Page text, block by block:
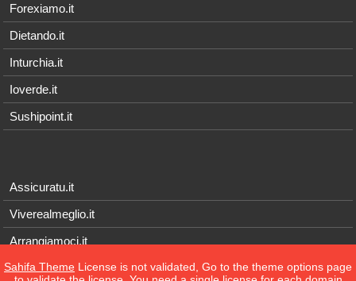
Forexiamo.it
Dietando.it
Inturchia.it
Ioverde.it
Sushipoint.it
Assicuratu.it
Viverealmeglio.it
Arrangiamoci.it
Tecnichef.it
Sahifa Theme License is not validated, Go to the theme options page